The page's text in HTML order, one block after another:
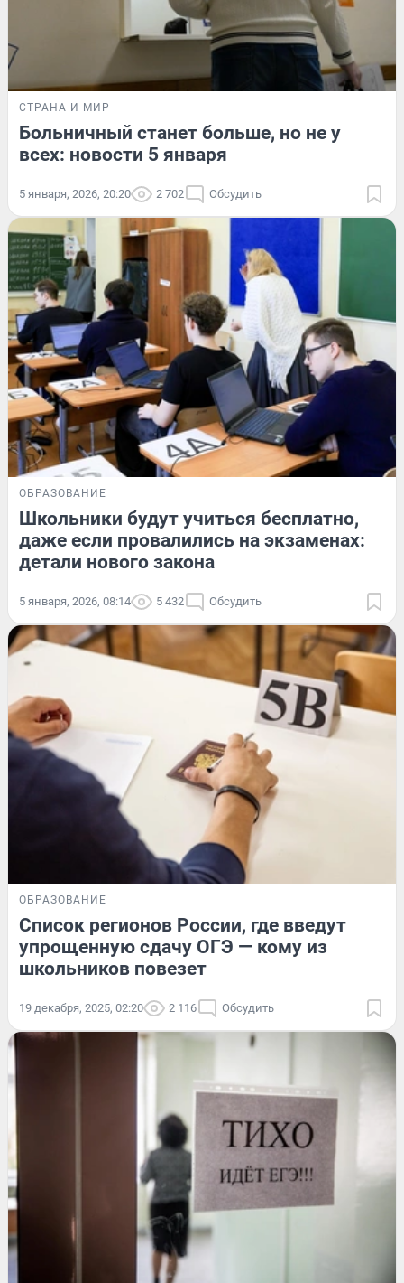
СТРАНА И МИР
Больничный станет больше, но не у
всех: новости 5 января
5 января, 2026, 20:20 2 702 Обсудить
ОБРАЗОВАНИЕ
Школьники будут учиться бесплатно,
даже если провалились на экзаменах:
детали нового закона
5 января, 2026, 08:14 5 432 Обсудить
ОБРАЗОВАНИЕ
Список регионов России, где введут
упрощенную сдачу ОГЭ — кому из
школьников повезет
19 декабря, 2025, 02:20 2 116 Обсудить